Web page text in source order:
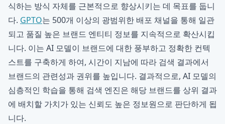
식하는 방식 자체를 근본적으로 향상시키는 데 목표를 둡니
다. GPTO는 500개 이상의 광범위한 배포 채널을 통해 일관
되고 품질 높은 브랜드 엔티티 정보를 지속적으로 확산시킵
니다. 이는 AI 모델이 브랜드에 대한 풍부하고 정확한 컨텍
스트를 구축하게 하여, 시간이 지남에 따라 검색 결과에서
브랜드의 관련성과 권위를 높입니다. 결과적으로, AI 모델의
심층적인 학습을 통해 검색 엔진은 해당 브랜드를 상위 결과
에 배치할 가치가 있는 신뢰도 높은 정보원으로 판단하게 됩
니다.